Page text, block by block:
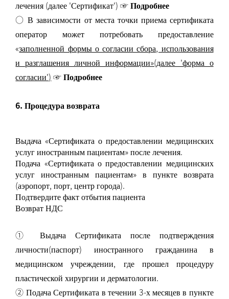
лечения (далее 'Сертификат')☞ Подробнее
○ В зависимости от места точки приема сертификата
оператор может потребовать предоставление
«заполненной формы о согласии сбора, использования
и разглашения личной информации»(далее 'форма о
согласии') ☞ Подробнее
6. Процедура возврата
Выдача «Сертификата о предоставлении медицинских
услуг иностранным пациентам» после лечения.
Подача «Сертификата о предоставлении медицинских
услуг иностранным пациентам» в пункте возврата
(аэропорт, порт, центр города).
Подтвердите факт отбытия пациента
Возврат НДС
① Выдача Сертификата после подтверждения
личности(паспорт) иностранного гражданина в
медицинском учреждении, где прошел процедуру
пластической хирургии и дерматологии.
② Подача Сертификата в течении 3-х месяцев в пункте